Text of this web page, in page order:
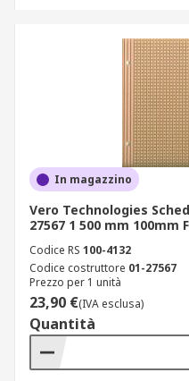
In magazzino
Vero Technologies
27567 1 500 mm 100mm
Codice RS 100-4132
Codice costruttore 01-27567
Prezzo per 1 unità
23,90 €(IVA esclusa)
Quantità